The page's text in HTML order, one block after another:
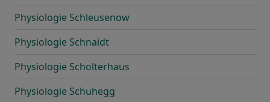
Physiologie Schleusenow
Physiologie Schnaidt
Physiologie Scholterhaus
Physiologie Schuhegg